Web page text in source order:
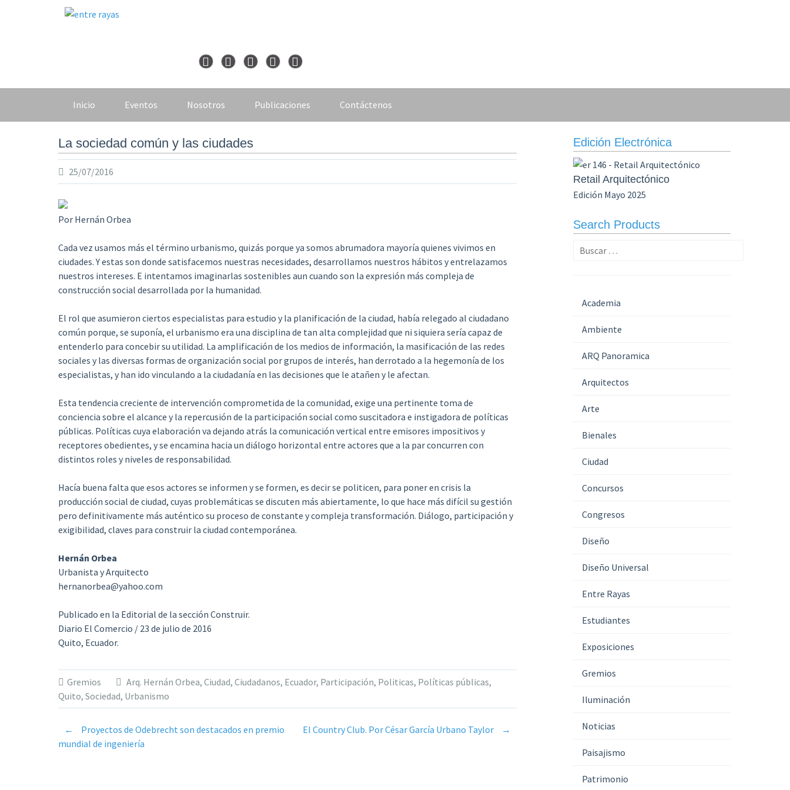
Inicio Eventos Nosotros Publicaciones Contáctenos
La sociedad común y las ciudades
25/07/2016
Por Hernán Orbea
Cada vez usamos más el término urbanismo, quizás porque ya somos abrumadora mayoría quienes vivimos en
ciudades. Y estas son donde satisfacemos nuestras necesidades, desarrollamos nuestros hábitos y entrelazamos
nuestros intereses. E intentamos imaginarlas sostenibles aun cuando son la expresión más compleja de
construcción social desarrollada por la humanidad.
El rol que asumieron ciertos especialistas para estudio y la planificación de la ciudad, había relegado al ciudadano
común porque, se suponía, el urbanismo era una disciplina de tan alta complejidad que ni siquiera sería capaz de
entenderlo para concebir su utilidad. La amplificación de los medios de información, la masificación de las redes
sociales y las diversas formas de organización social por grupos de interés, han derrotado a la hegemonía de los
especialistas, y han ido vinculando a la ciudadanía en las decisiones que le atañen y le afectan.
Esta tendencia creciente de intervención comprometida de la comunidad, exige una pertinente toma de
conciencia sobre el alcance y la repercusión de la participación social como suscitadora e instigadora de políticas
públicas. Políticas cuya elaboración va dejando atrás la comunicación vertical entre emisores impositivos y
receptores obedientes, y se encamina hacia un diálogo horizontal entre actores que a la par concurren con
distintos roles y niveles de responsabilidad.
Hacía buena falta que esos actores se informen y se formen, es decir se politicen, para poner en crisis la
producción social de ciudad, cuyas problemáticas se discuten más abiertamente, lo que hace más difícil su gestión
pero definitivamente más auténtico su proceso de constante y compleja transformación. Diálogo, participación y
exigibilidad, claves para construir la ciudad contemporánea.
Hernán Orbea
Urbanista y Arquitecto
hernanorbea@yahoo.com
Publicado en la Editorial de la sección Construir.
Diario El Comercio / 23 de julio de 2016
Quito, Ecuador.
Gremios Arq. Hernán Orbea, Ciudad, Ciudadanos, Ecuador, Participación, Politicas, Políticas públicas,
Quito, Sociedad, Urbanismo
Post
←
Proyectos de Odebrecht son destacados en premio
mundial de ingeniería
El Country Club. Por César García Urbano Taylor →
Edición Electrónica
Retail Arquitectónico
Edición Mayo 2025
Search Products
Buscar:
Academia
Ambiente
ARQ Panoramica
Arquitectos
Arte
Bienales
Ciudad
Concursos
Congresos
Diseño
Diseño Universal
Entre Rayas
Estudiantes
Exposiciones
Gremios
Iluminación
Noticias
Paisajismo
Patrimonio